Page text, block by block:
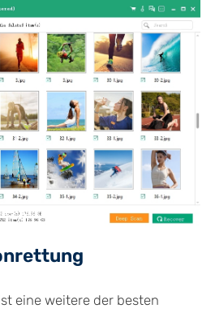
eine weitere der besten